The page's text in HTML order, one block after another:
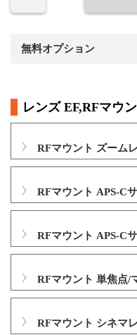
無料オプション
レンズ EF,RFマウ
RFマウント ズーム
RFマウント APS-C
RFマウント APS-C
RFマウント 単焦点/
RFマウント シネマ